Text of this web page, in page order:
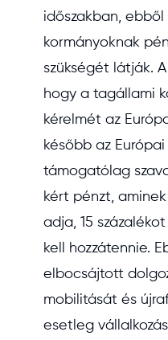
időszakban,
kormányoknak
szükségét látják.
hogy a tagállami
kérelmét az
később az
támogatólag
kért pénzt,
adja, 15
kell hozzátennie.
elbocsájtott
mobilitását és
esetleg